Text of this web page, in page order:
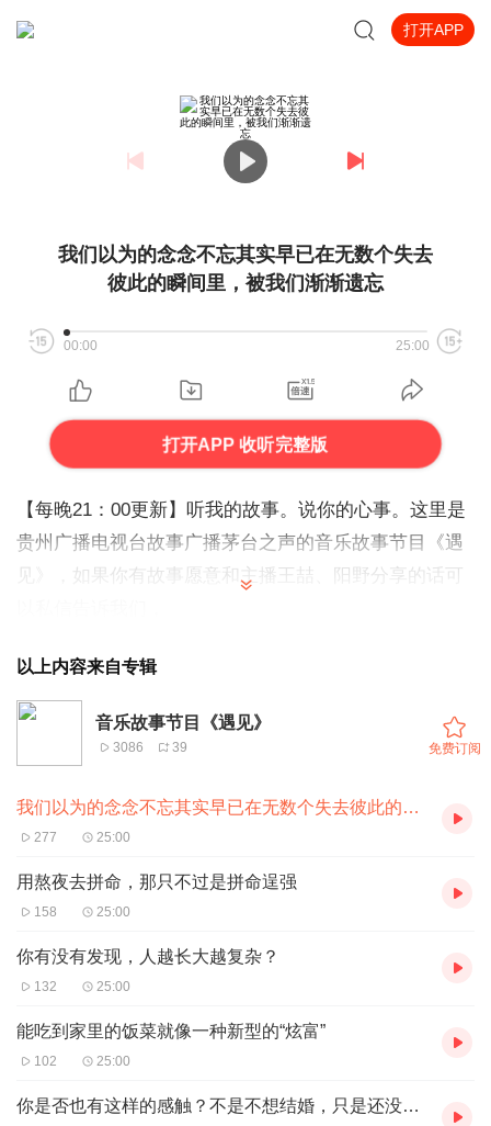
打开APP
我们以为的念念不忘其实早已在无数个失去
彼此的瞬间里，被我们渐渐遗忘
00:00 25:00
打开APP 收听完整版
【每晚21：00更新】 听我的故事。说你的心事。这里是
贵州广播电视台故事广播茅台之声的音乐故事节目《遇
见》，如果你有故事愿意和主播王喆、阳野分享的话可
加入QQ互动群397893495可以点播歌曲，也可在动静app
份。你也可以在Q群@管理员实时给您发送微信粉丝群的二
维码。投稿、点歌，聊天交友都可以，王喆、阳野实时在线
【收听直播方式】手机下载“阿基米德”、“”或“动静”APP在贵
州故事广播都可收听直播。
新浪微博：@主持人阳野 ...
以上内容来自专辑
音乐故事节目《遇见》
3086 39 免费订阅
我们以为的念念不忘其实早已在无数个失去彼此的瞬间里，被我们渐渐遗忘
277 25:00
用熬夜去拼命，那只不过是拼命逞强
158 25:00
你有没有发现，人越长大越复杂？
132 25:00
能吃到家里的饭菜就像一种新型的“炫富”
102 25:00
你是否也有这样的感触？不是不想结婚，只是还没遇到对的人